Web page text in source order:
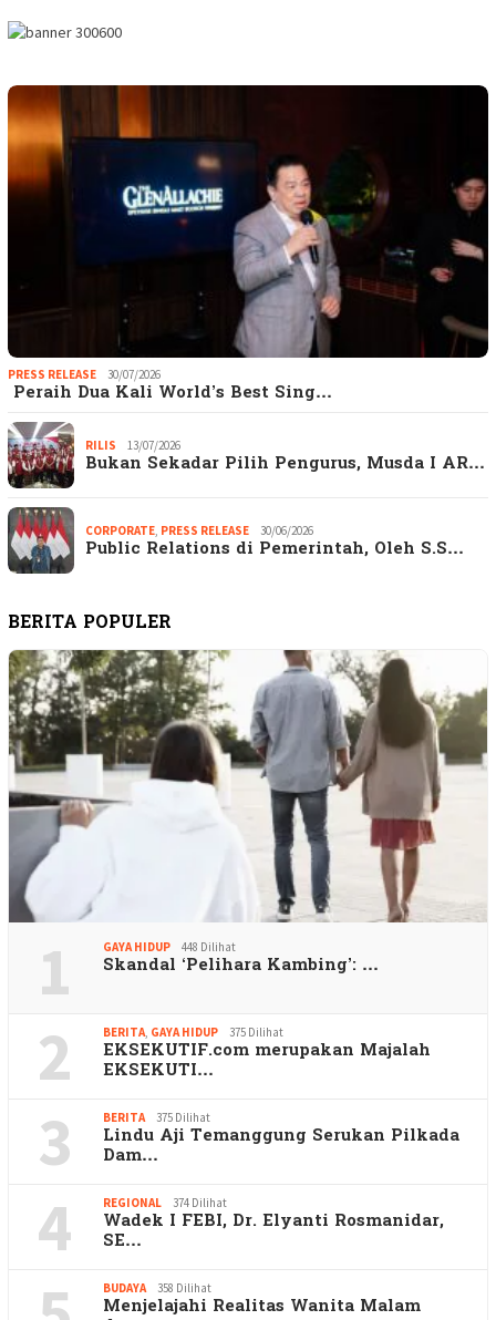
PRESS RELEASE 30/07/2026
Peraih Dua Kali World’s Best Sing…
RILIS 13/07/2026
Bukan Sekadar Pilih Pengurus, Musda I AR…
CORPORATE, PRESS RELEASE 30/06/2026
Public Relations di Pemerintah, Oleh S.S…
BERITA POPULER
1 GAYA HIDUP 448 Dilihat
Skandal ‘Pelihara Kambing’: …
2 BERITA, GAYA HIDUP 375 Dilihat
EKSEKUTIF.com merupakan Majalah
EKSEKUTI…
3 BERITA 375 Dilihat
Lindu Aji Temanggung Serukan Pilkada
Dam…
4 REGIONAL 374 Dilihat
Wadek I FEBI, Dr. Elyanti Rosmanidar,
SE…
BUDAYA 358 Dilihat
Menjelajahi Realitas Wanita Malam